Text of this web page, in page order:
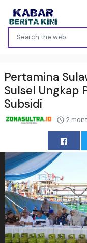
Pertamina
Sulsel Ungkap
Subsidi
2